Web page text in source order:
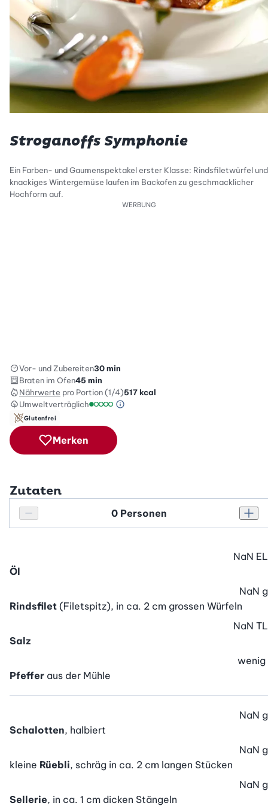
Stroganoffs Symphonie
Ein Farben- und Gaumenspektakel erster Klasse: Rindsfiletwürfel und
knackiges Wintergemüse laufen im Backofen zu geschmacklicher
Hochform auf.
WERBUNG
Vor- und Zubereiten30 min
Braten im Ofen45 min
Nährwerte pro Portion (1/4)517kcal
Umweltverträglich
Green Betty Skala Info
Glutenfrei
Merken
Zutaten
Personenanzahl verringern
Personenanzahl
Öl
NaN EL
Rindsfilet (Filetspitz), in ca. 2 cm grossen Würfeln
NaN g
Salz
NaN TL
Pfeffer aus der Mühle
wenig
Schalotten, halbiert
NaN g
kleine Rüebli, schräg in ca. 2 cm langen Stücken
NaN g
Sellerie, in ca. 1 cm dicken Stängeln
NaN g